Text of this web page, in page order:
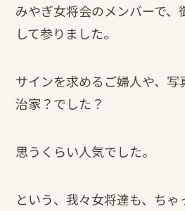
みやぎ女将会のメンバーで、
して参りました。
サインを求めるご婦人や、写
治家？でした？
思うくらい人気でした。
という、我々女将達も、ち